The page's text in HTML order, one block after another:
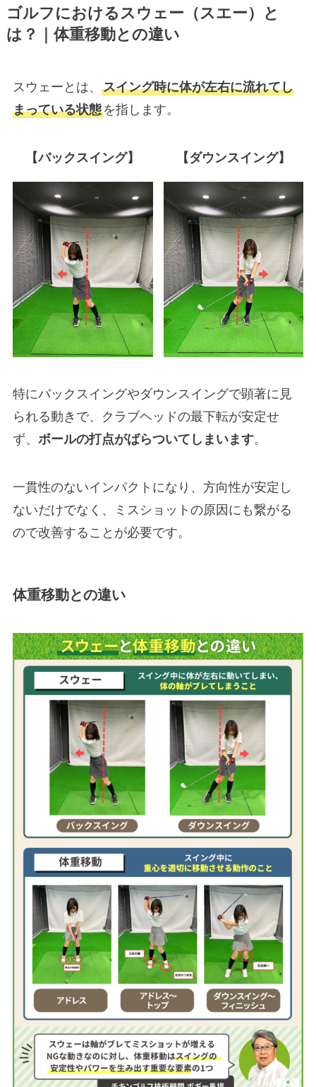
ゴルフにおけるスウェー（スエー）と
は？｜体重移動との違い
スウェーとは、 スイング時に体が左右に流れてし
まっている状態を指します。
【バックスイング】 【ダウンスイング】
特にバックスイングやダウンスイングで顕著に見
られる動きで、クラブヘッドの最下転が安定せ
ず、 ボールの打点がばらついてしまいます。
一貫性のないインパクトになり、方向性が安定し
ないだけでなく、ミスショットの原因にも繋がる
ので改善することが必要です。
体重移動との違い